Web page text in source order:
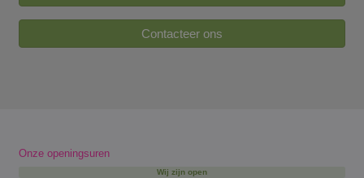
Contacteer ons
Onze openingsuren
Wij zijn open